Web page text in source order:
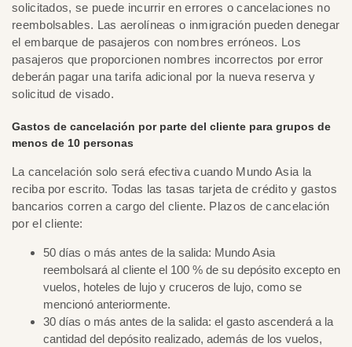
solicitados, se puede incurrir en errores o cancelaciones no
reembolsables. Las aerolíneas o inmigración pueden denegar
el embarque de pasajeros con nombres erróneos. Los
pasajeros que proporcionen nombres incorrectos por error
deberán pagar una tarifa adicional por la nueva reserva y
solicitud de visado.
Gastos de cancelación por parte del cliente para grupos de
menos de 10 personas
La cancelación solo será efectiva cuando Mundo Asia la
reciba por escrito. Todas las tasas tarjeta de crédito y gastos
bancarios corren a cargo del cliente. Plazos de cancelación
por el cliente:
50 días o más antes de la salida: Mundo Asia
reembolsará al cliente el 100 % de su depósito excepto en
vuelos, hoteles de lujo y cruceros de lujo, como se
mencionó anteriormente.
30 días o más antes de la salida: el gasto ascenderá a la
cantidad del depósito realizado, además de los vuelos,